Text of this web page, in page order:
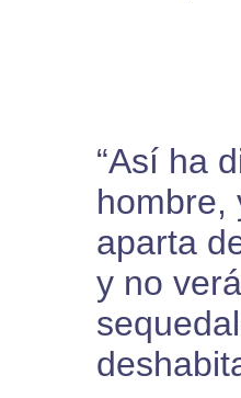
“Así ha
hombre,
aparta
y no